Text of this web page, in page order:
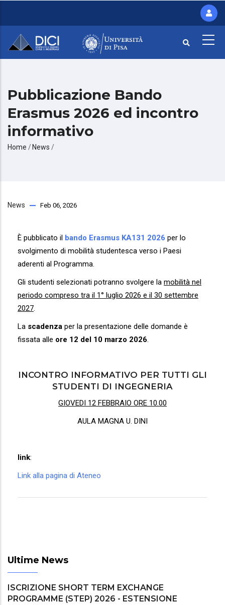
contenuto
principale
Pubblicazione Bando
Erasmus 2026 ed incontro
informativo
Briciole
Home / News /
News Feb 06, 2026
È pubblicato il bando Erasmus KA131 2026 per lo
svolgimento di mobilità studentesca verso i Paesi
aderenti al Programma.
Gli studenti selezionati potranno svolgere la mobilità nel
periodo compreso tra il 1° luglio 2026 e il 30 settembre
2027.
La scadenza per la presentazione delle domande è
fissata alle ore 12 del 10 marzo 2026.
INCONTRO INFORMATIVO PER TUTTI GLI
STUDENTI DI INGEGNERIA
GIOVEDI 12 FEBBRAIO ORE 10.00
AULA MAGNA U. DINI
link:
Link alla pagina di Ateneo
Ultime News
ISCRIZIONE SHORT TERM EXCHANGE
PROGRAMME (STEP) 2026 - ESTENSIONE